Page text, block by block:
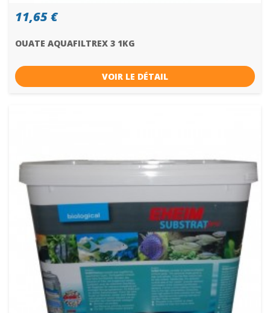
11,65 €
OUATE AQUAFILTREX 3 1KG
VOIR LE DÉTAIL